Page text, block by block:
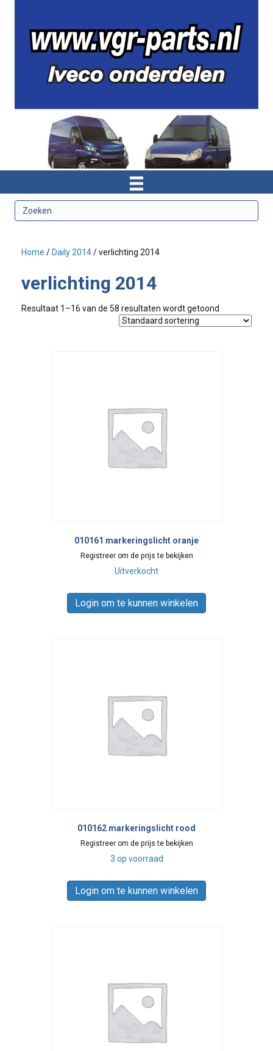
Home / Daily 2014/ verlichting 2014
verlichting 2014
Resultaat 1–16 van de 58 resultaten wordt getoond
010161 markeringslicht oranje
Registreer om de prijs te bekijken
Uitverkocht
Login om te kunnen winkelen
010162 markeringslicht rood
Registreer om de prijs te bekijken
3 op voorraad
Login om te kunnen winkelen